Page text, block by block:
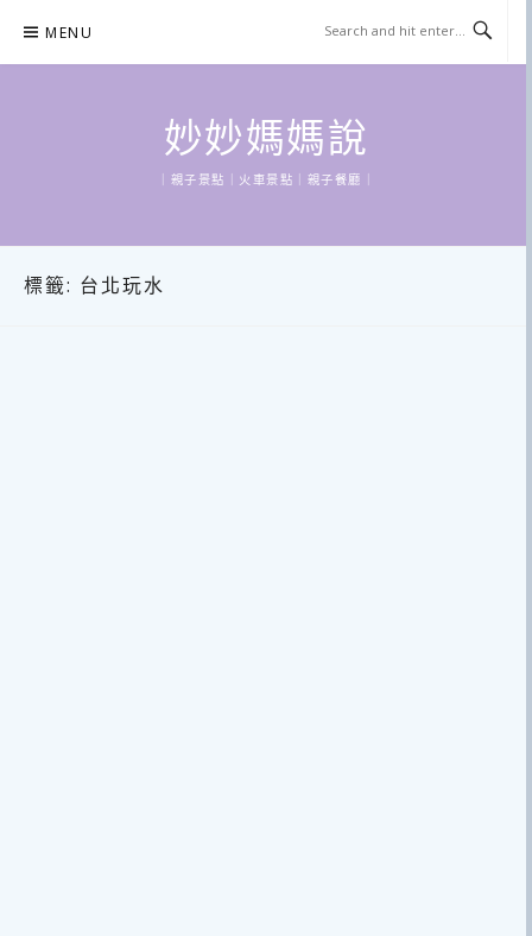
content
MENU
妙妙媽媽說
｜親子景點｜火車景點｜親子餐廳｜
標籤: 台北玩水